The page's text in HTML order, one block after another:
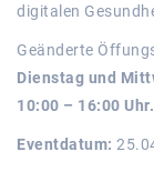
digitalen
Geänderte
Dienstag und
10:00 – 16:00 Uhr.
Eventdatum: